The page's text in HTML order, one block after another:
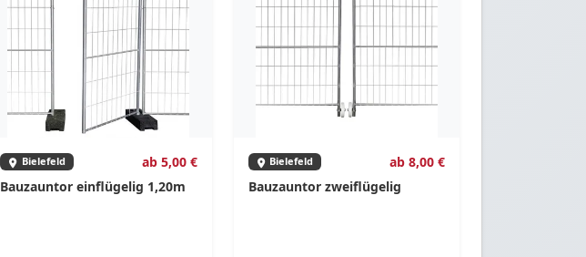
Bielefeld
ab 5,00 €
Bauzauntor einflügelig 1,20m
Bielefeld
ab 8,00 €
Bauzauntor zweiflügelig